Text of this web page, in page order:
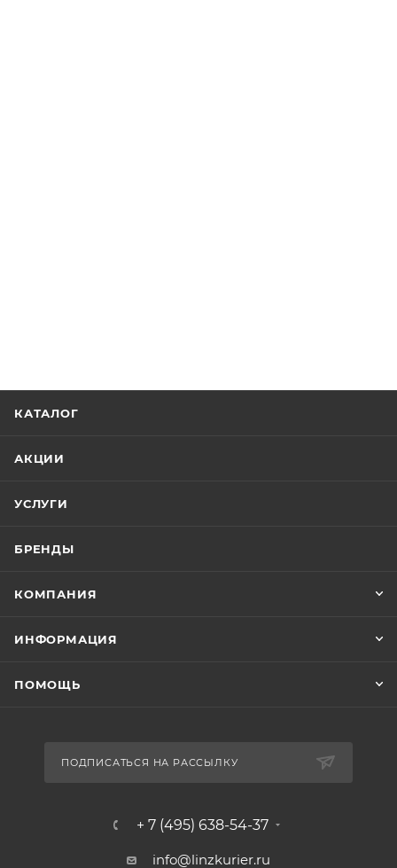
КАТАЛОГ
АКЦИИ
УСЛУГИ
БРЕНДЫ
КОМПАНИЯ
ИНФОРМАЦИЯ
ПОМОЩЬ
ПОДПИСАТЬСЯ НА РАССЫЛКУ
+ 7 (495) 638-54-37
info@linzkurier.ru